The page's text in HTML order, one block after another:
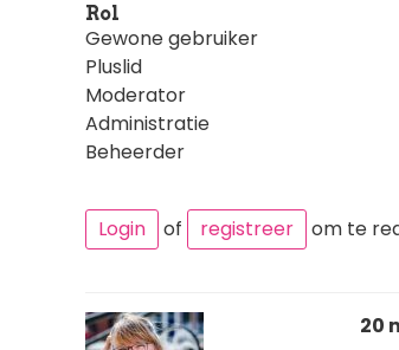
Rol
Gewone gebruiker
Pluslid
Moderator
Administratie
Beheerder
Login of registreer om te
20